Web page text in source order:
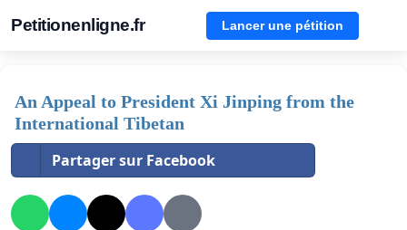
Petitionenligne.fr Lancer une pétition
An Appeal to President Xi Jinping from the
International Tibetan
Partager sur Facebook